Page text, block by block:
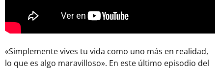
«Simplemente vives tu vida como uno más en realidad,
lo que es algo maravilloso». En este último episodio del